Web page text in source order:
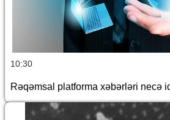
10:30
Rəqəmsal platforma xəbərləri necə